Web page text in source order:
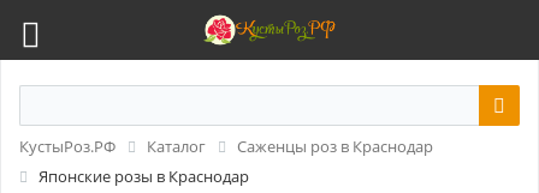
КустыРоз.РФ Каталог
Саженцы роз в Краснодар
Японские розы в Краснодар